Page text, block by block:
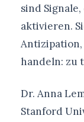
sind
aktivieren.
handeln: zu
Dr. Anna
Stanford